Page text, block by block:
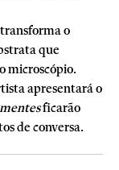
o
que
microscópio.
apresentará o
ficarão
de conversa.